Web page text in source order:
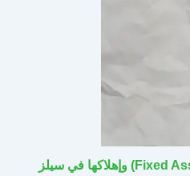
كيف تدير الأصول الثابتة (Fixed Assets) وإهلاكها في سيلز